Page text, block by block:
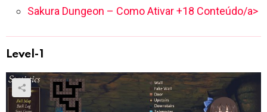
Sakura Dungeon – Como Ativar +18 Conteúdo/a>
Level-1